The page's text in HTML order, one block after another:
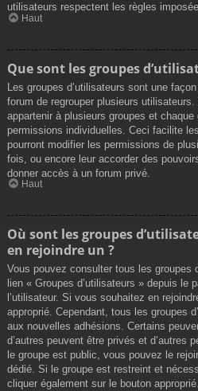
utilisateurs respectent les règles
Haut
Que sont les groupes
Les groupes d’utilisateurs sont une
forum de regrouper plusieurs
appartenir à plusieurs groupes et chaque
permissions individuelles. Ceci facilite
pourront modifier les permissions de
fois, ou encore leur accorder des
donner accès à un forum privé.
Haut
Où sont les groupes
en rejoindre un ?
Vous pouvez consulter tous les groupes
lien « Groupes d’utilisateurs » depuis le
l’utilisateur. Si vous souhaitez en
approprié. Cependant, tous les groupes
aux nouvelles adhésions. Certains
d’autres peuvent être privés et d’autres
le groupe est public, vous pouvez le
dédié. Si le groupe est restreint et
cliquer également sur le bouton